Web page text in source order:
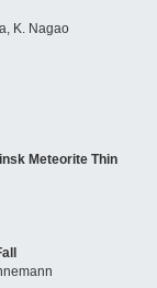
K. Nagao
Meteorite Thin